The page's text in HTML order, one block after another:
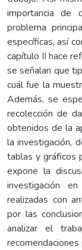
importancia de
problema
específicas, así
capítulo II hace
se señalan que
cuál fue la
Además, se
recolección de
obtenidos de la
la investigación,
tablas y gráficos
expone la
investigación
realizadas con
por las
analizar el